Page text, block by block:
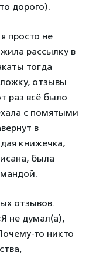
дорого).
просто не
рассылку в
тогда
отзывы
раз всё было
с помятыми
в
книжечка,
была
отзывов.
не думал(а),
то никто